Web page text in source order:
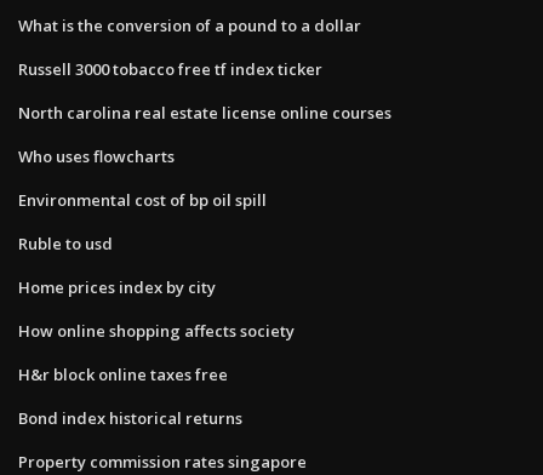
What is the conversion of a pound to a dollar
Russell 3000 tobacco free tf index ticker
North carolina real estate license online courses
Who uses flowcharts
Environmental cost of bp oil spill
Ruble to usd
Home prices index by city
How online shopping affects society
H&r block online taxes free
Bond index historical returns
Property commission rates singapore